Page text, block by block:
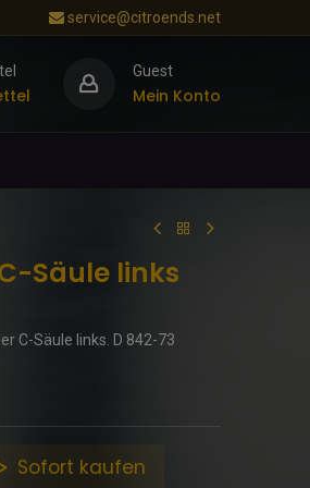
service@citroends.net
Guest
Mein Konto
Säule links
C-Säule links. D 842-73
Sofort kaufen